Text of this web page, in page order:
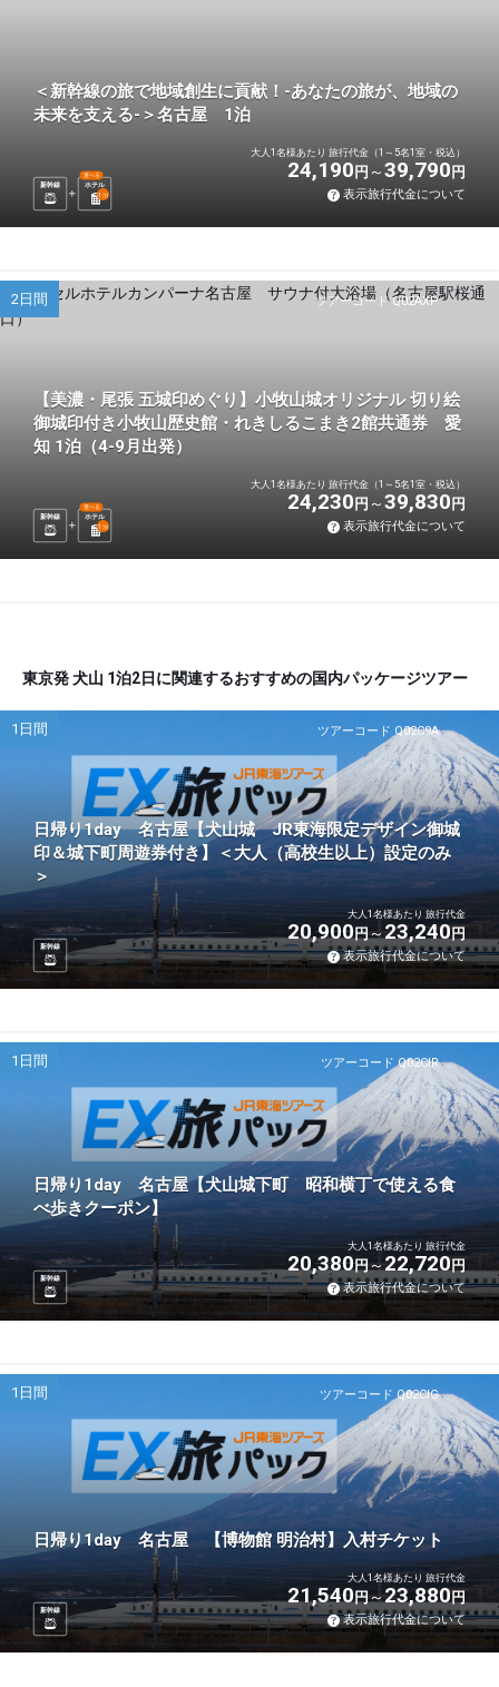
＜新幹線の旅で地域創生に貢献！-あなたの旅が、地域の
未来を支える-＞名古屋 1泊
新幹線 ホテル
選べる
1 泊
大人1名様あたり 旅行代金（1～5名1室・税込）
24,190 円 39,790 円
表示旅行代金について
ツアーコード Q02AXP
2日間
【美濃・尾張 五城印めぐり】小牧山城オリジナル 切り絵
御城印付き小牧山歴史館・れきしるこまき2館共通券 愛
知 1泊（4-9月出発）
新幹線 ホテル
選べる
1 泊
大人1名様あたり 旅行代金（1～5名1室・税込）
24,230 円 39,830 円
表示旅行代金について
東京発 犬山 1泊2日に関連するおすすめの国内パッケージツアー
ツアーコード Q02C9A
1日間
日帰り1day 名古屋【犬山城 JR東海限定デザイン御城
印＆城下町周遊券付き】＜大人（高校生以上）設定のみ
＞
新幹線
大人1名様あたり 旅行代金
20,900円 23,240円
表示旅行代金について
ツアーコード Q02CIR
1日間
日帰り1day 名古屋【犬山城下町 昭和横丁で使える食
べ歩きクーポン】
新幹線
大人1名様あたり 旅行代金
20,380円 22,720円
表示旅行代金について
ツアーコード Q02CIG
1日間
日帰り1day 名古屋 【博物館 明治村】入村チケット
新幹線
大人1名様あたり 旅行代金
21,540円 23,880円
表示旅行代金について